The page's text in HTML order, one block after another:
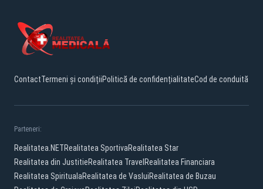
ContactTermeni și condițiiPolitică de confidențialitateCod de conduită
Parteneri:
Realitatea.NETRealitatea SportivaRealitatea Star
Realitatea din JustitieRealitatea Travel Realitatea Financiara
Realitatea SpiritualaRealitatea de VasluiRealitatea de Buzau